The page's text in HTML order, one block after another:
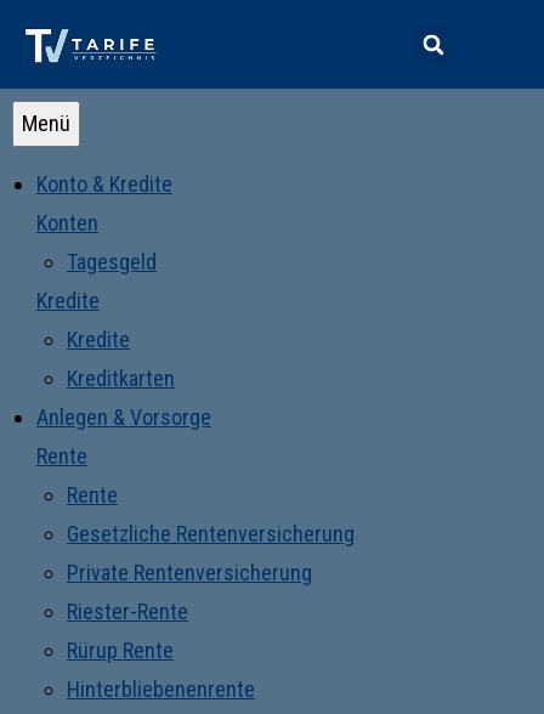
Menü
Konto & Kredite
Konten
Tagesgeld
Kredite
Kredite
Kreditkarten
Anlegen & Vorsorge
Rente
Rente
Gesetzliche Rentenversicherung
Private Rentenversicherung
Riester-Rente
Rürup Rente
Hinterbliebenenrente